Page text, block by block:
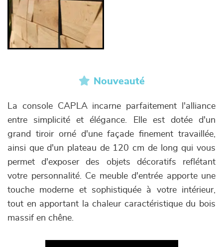
Nouveauté
La console CAPLA incarne parfaitement l'alliance
entre simplicité et élégance. Elle est dotée d'un
grand tiroir orné d'une façade finement travaillée,
ainsi que d'un plateau de 120 cm de long qui vous
permet d'exposer des objets décoratifs reflétant
votre personnalité. Ce meuble d'entrée apporte une
touche moderne et sophistiquée à votre intérieur,
tout en apportant la chaleur caractéristique du bois
massif en chêne.